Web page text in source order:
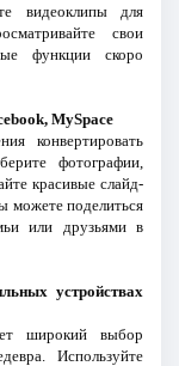
видеоклипы для
свои
функции скоро
MySpace
конвертировать
фотографии,
красивые слайд-
можете поделиться
или друзьями в
устройствах
широкий выбор
Используйте